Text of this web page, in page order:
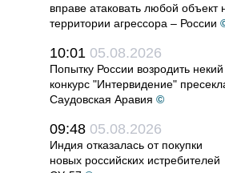
вправе атаковать любой объект
территории агрессора – России
10:01 05.08.2026
Попытку России возродить некий
конкурс "Интервидение"
Саудовская Аравия ©
09:48 05.08.2026
Индия отказалась от покупки
новых российских истребителей